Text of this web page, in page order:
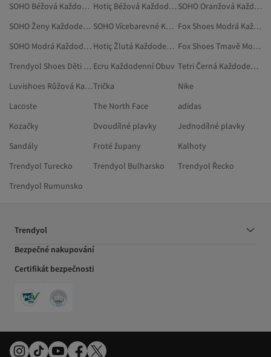
SOHO Béžová Každodenní Obuv
Hotiç Béžová Každodenní Obuv
SOHO Oranžová Každodenní Obuv
SOHO Ženy Každodenní Obuv
SOHO Vícebarevné Každodenní Obuv
Fox Shoes Modrá Každodenní Obuv
SOHO Modrá Každodenní Obuv
Hotiç Žlutá Každodenní Obuv
Fox Shoes Tmavě Modrá Každodenní Obuv
Trendyol Shoes Děti Každodenní Obuv Ecru Každodenní Obuv
Tetri Černá Každodenní Obuv
Luvishoes Růžová Každodenní ObuvTrička
Nike
Lacoste
The North Face
adidas
Kozačky
Dvoudílné plavky
Jednodílné plavky
Sandály
Froté župany
Kalhoty
Trendyol Turecko
Trendyol Bulharsko
Trendyol Řecko
Trendyol Rumunsko
Trendyol
Bezpečné nakupování
Certifikát bezpečnosti